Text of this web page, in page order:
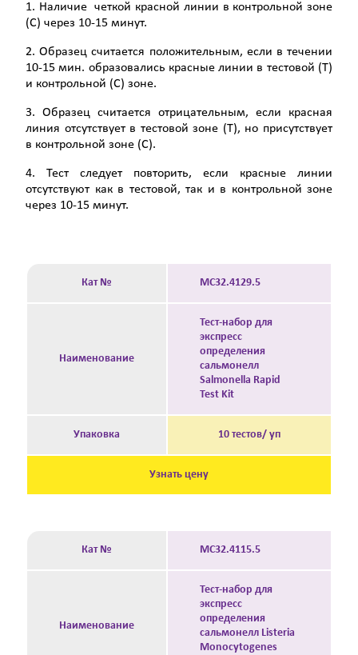
1. Наличие четкой красной линии в контрольной зоне
(С) через 10-15 минут.
2. Образец считается положительным, если в течении
10-15 мин. образовались красные линии в тестовой (Т)
и контрольной (С) зоне.
3. Образец считается отрицательным, если красная
линия отсутствует в тестовой зоне (Т), но присутствует
в контрольной зоне (С).
4. Тест следует повторить, если красные линии
отсутствуют как в тестовой, так и в контрольной зоне
через 10-15 минут.
Кат № MC32.4129.5
Наименование
Тест-набор для
экспресс
определения
сальмонелл
Salmonella Rapid
Test Kit
Упаковка 10 тестов/ уп
Узнать цену
Кат № MC32.4115.5
Наименование
Тест-набор для
экспресс
определения
сальмонелл Listeria
Monocytogenes